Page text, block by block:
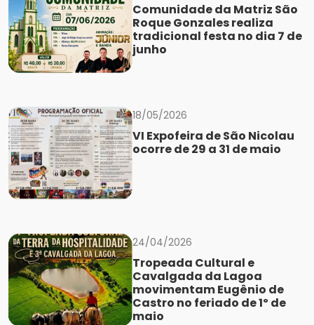
Comunidade da Matriz São
Roque Gonzales realiza
tradicional festa no dia 7 de
junho
18/05/2026
VI Expofeira de São Nicolau
ocorre de 29 a 31 de maio
24/04/2026
Tropeada Cultural e
Cavalgada da Lagoa
movimentam Eugênio de
Castro no feriado de 1º de
maio